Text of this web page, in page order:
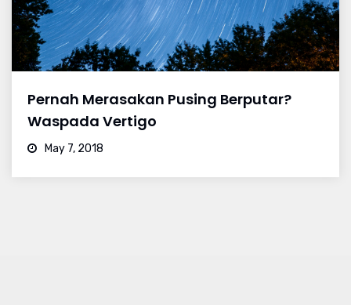
Pernah Merasakan Pusing Berputar?
Waspada Vertigo
May 7, 2018